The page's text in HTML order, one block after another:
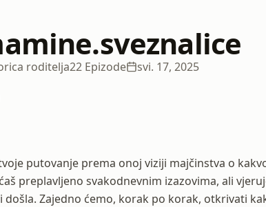
roditelja22 Epizode svi. 17, 2025
putovanje prema onoj viziji majčinstva o
preplavljeno svakodnevnim izazovima, ali
Zajedno ćemo, korak po korak, otkrivati